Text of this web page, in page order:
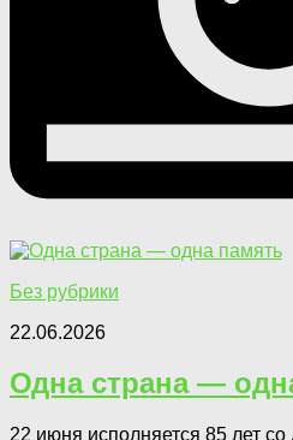
Без рубрики
22.06.2026
Одна страна —
22 июня исполняется 85 лет